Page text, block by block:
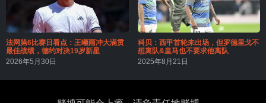
法网第6比赛日看点：王曦雨冲大满贯
最佳战绩，德约对决19岁新星
2026年5月30日
科贝：西甲首轮未出场，但罗德里戈不
想离队&皇马也不要求他离队
2025年8月21日